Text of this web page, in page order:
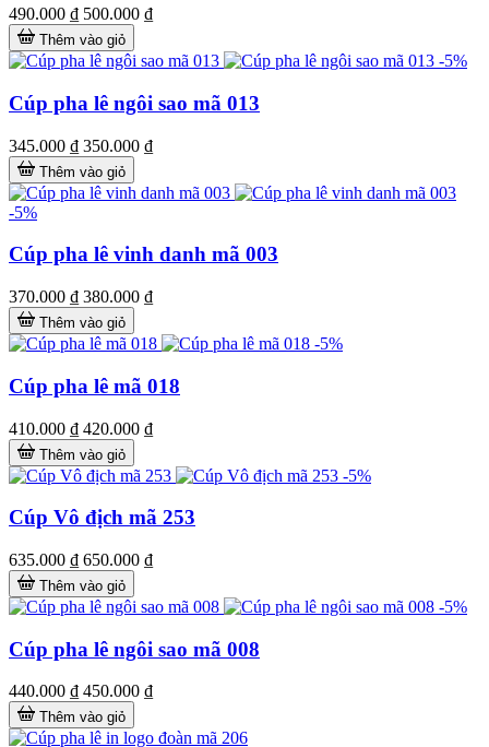
490.000 ₫ 500.000 ₫
Thêm vào giỏ
-5%
Cúp pha lê ngôi sao mã 013
345.000 ₫ 350.000 ₫
Thêm vào giỏ
-5%
Cúp pha lê vinh danh mã 003
370.000 ₫ 380.000 ₫
Thêm vào giỏ
-5%
Cúp pha lê mã 018
410.000 ₫ 420.000 ₫
Thêm vào giỏ
-5%
Cúp Vô địch mã 253
635.000 ₫ 650.000 ₫
Thêm vào giỏ
-5%
Cúp pha lê ngôi sao mã 008
440.000 ₫ 450.000 ₫
Thêm vào giỏ